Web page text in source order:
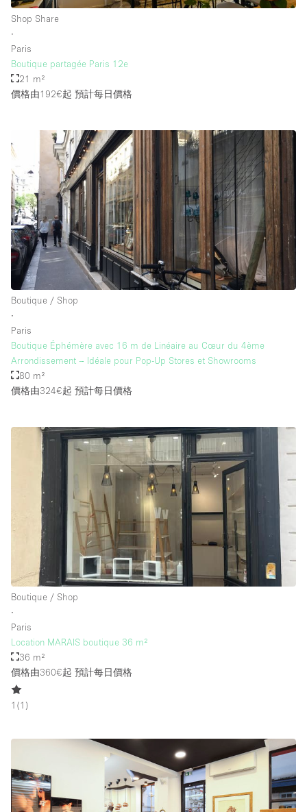
Shop Share
∙
Paris
Boutique partagée Paris 12e
21 m²
價格由192€起 預計每日價格
Boutique / Shop
∙
Paris
Boutique Éphémère avec 16 m de Linéaire au Cœur du 4ème
Arrondissement – ​​Idéale pour Pop-Up Stores et Showrooms
80 m²
價格由324€起 預計每日價格
Boutique / Shop
∙
Paris
Location MARAIS boutique 36 m²
36 m²
價格由360€起 預計每日價格
1 (1 )